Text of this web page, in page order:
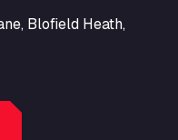
6LB
Blofield Heath,